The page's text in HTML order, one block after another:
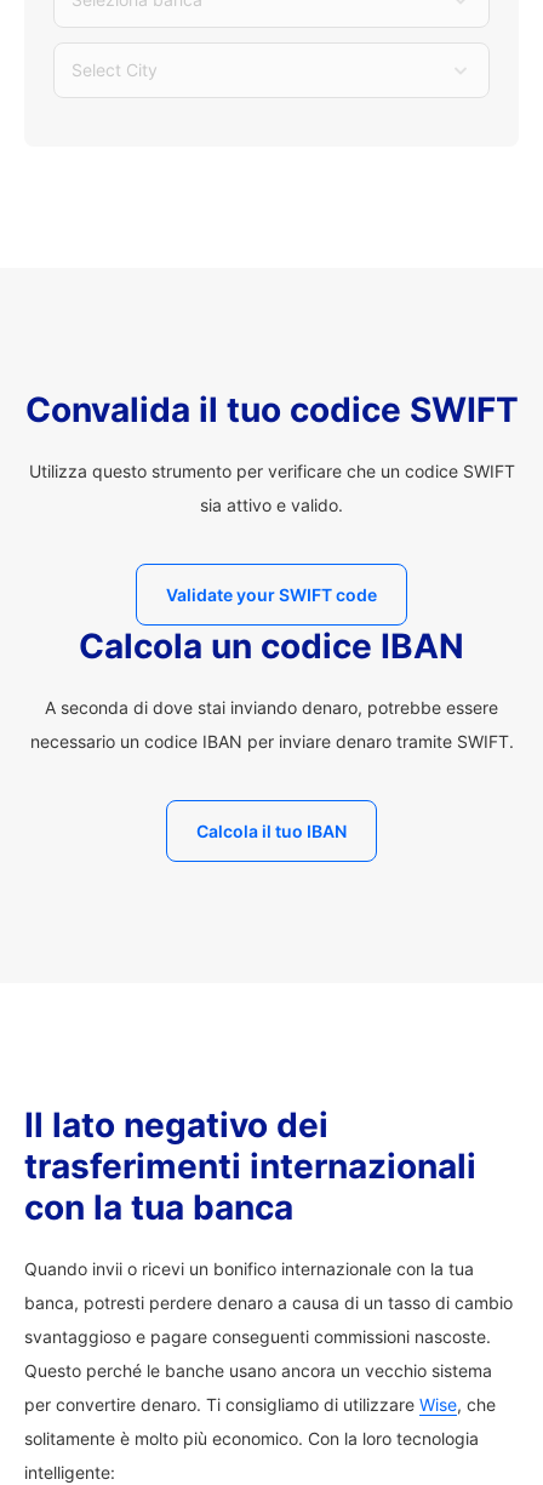
Select City
Convalida il tuo codice SWIFT
Utilizza questo strumento per verificare che un codice SWIFT
sia attivo e valido.
Validate your SWIFT code
Calcola un codice IBAN
A seconda di dove stai inviando denaro, potrebbe essere
necessario un codice IBAN per inviare denaro tramite SWIFT.
Calcola il tuo IBAN
Il lato negativo dei
trasferimenti internazionali
con la tua banca
Quando invii o ricevi un bonifico internazionale con la tua
banca, potresti perdere denaro a causa di un tasso di cambio
svantaggioso e pagare conseguenti commissioni nascoste.
Questo perché le banche usano ancora un vecchio sistema
per convertire denaro. Ti consigliamo di utilizzare Wise, che
solitamente è molto più economico. Con la loro tecnologia
intelligente: